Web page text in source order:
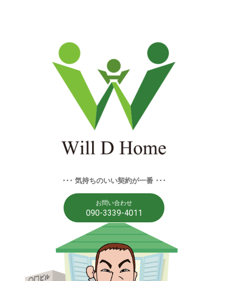
･･･ 気持ちのいい契約が一番 ･･･
お問い合わせ
090-3339-4011